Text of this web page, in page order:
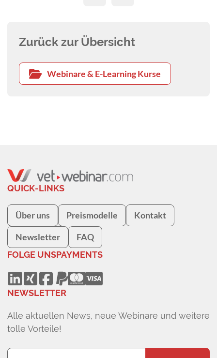
Zurück zur Übersicht
Webinare & E-Learning Kurse
QUICK-LINKS
Über uns Preismodelle Kontakt
Newsletter FAQ
FOLGE UNSPAYMENTS
NEWSLETTER
Alle aktuellen News, neue Webinare und weitere
tolle Vorteile!